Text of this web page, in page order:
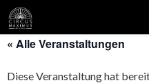
« Alle Veranstaltungen
Diese Veranstaltung hat